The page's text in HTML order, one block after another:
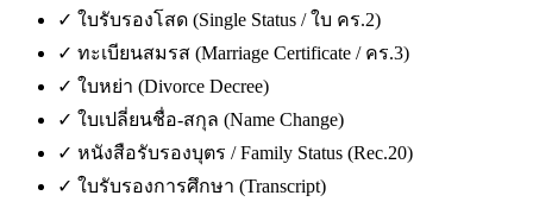
✓ ใบรับรองโสด (Single Status / ใบ คร.2)
✓ ทะเบียนสมรส (Marriage Certificate / คร.3)
✓ ใบหย่า (Divorce Decree)
✓ ใบเปลี่ยนชื่อ-สกุล (Name Change)
✓ หนังสือรับรองบุตร / Family Status (Rec.20)
✓ ใบรับรองการศึกษา (Transcript)